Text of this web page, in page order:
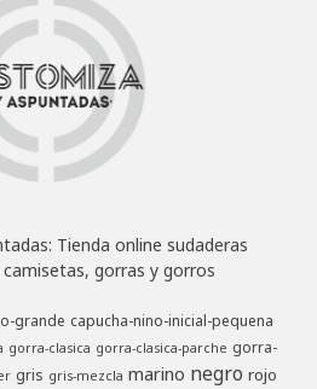
Tienda online sudaderas
gorras y gorros
grande capucha-nino-inicial-pequena
gorra-clasica gorra-clasica-parche gorra-
gris gris-mezcla marino negro rojo